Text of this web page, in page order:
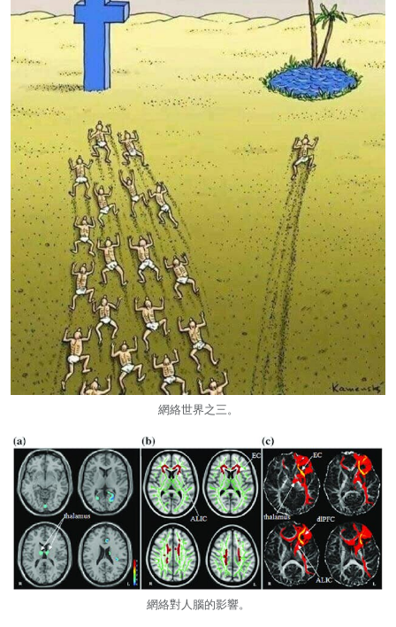
網絡世界之三。
網絡對人腦的影響。